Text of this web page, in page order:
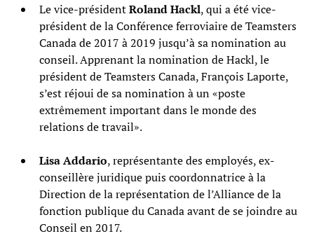
Le vice-présidentRoland Hackl, qui a été vice-
président de la Conférence ferroviaire de Teamsters
Canada de 2017 à 2019 jusqu’à sa nomination au
conseil. Apprenant la nomination de Hackl, le
président de Teamsters Canada, François Laporte,
s’est réjoui de sa nomination à un «poste
extrêmement important dans le monde des
relations de travail».
Lisa Addario, représentante des employés, ex-
conseillère juridique puis coordonnatrice à la
Direction de la représentation de l’Alliance de la
fonction publique du Canada avant de se joindre au
Conseil en 2017.